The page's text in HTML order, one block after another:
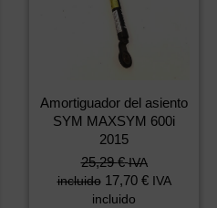
Amortiguador del asiento
SYM MAXSYM 600i
2015
25,29€ IVA
incluido 17,70 € IVA
incluido